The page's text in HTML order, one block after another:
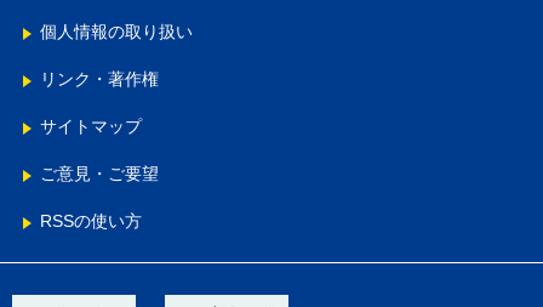
個人情報の取り扱い
リンク・著作権
サイトマップ
ご意見・ご要望
RSSの使い方